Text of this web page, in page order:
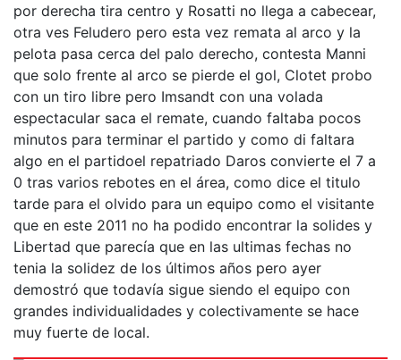
por derecha tira centro y Rosatti no llega a cabecear,
otra ves Feludero pero esta vez remata al arco y la
pelota pasa cerca del palo derecho, contesta Manni
que solo frente al arco se pierde el gol, Clotet probo
con un tiro libre pero Imsandt con una volada
espectacular saca el remate, cuando faltaba pocos
minutos para terminar el partido y como di faltara
algo en el partidoel repatriado Daros convierte el 7 a
0 tras varios rebotes en el área, como dice el titulo
tarde para el olvido para un equipo como el visitante
que en este 2011 no ha podido encontrar la solides y
Libertad que parecía que en las ultimas fechas no
tenia la solidez de los últimos años pero ayer
demostró que todavía sigue siendo el equipo con
grandes individualidades y colectivamente se hace
muy fuerte de local.